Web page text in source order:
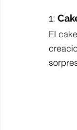
1:
El